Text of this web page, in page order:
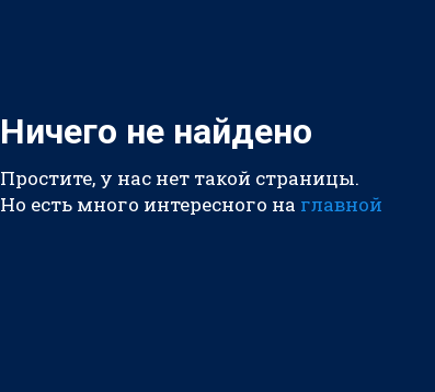
Ничего не найдено
Простите, у нас нет такой страницы.
Но есть много интересного на главной